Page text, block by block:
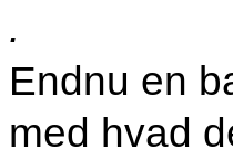
.
Endnu en
med hvad